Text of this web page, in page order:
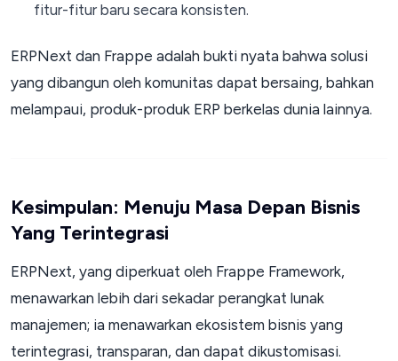
fitur-fitur baru secara konsisten.
ERPNext dan Frappe adalah bukti nyata bahwa solusi
yang dibangun oleh komunitas dapat bersaing, bahkan
melampaui, produk-produk ERP berkelas dunia lainnya.
Kesimpulan: Menuju Masa Depan Bisnis
Yang Terintegrasi
ERPNext, yang diperkuat oleh Frappe Framework,
menawarkan lebih dari sekadar perangkat lunak
manajemen; ia menawarkan ekosistem bisnis yang
terintegrasi, transparan, dan dapat dikustomisasi.